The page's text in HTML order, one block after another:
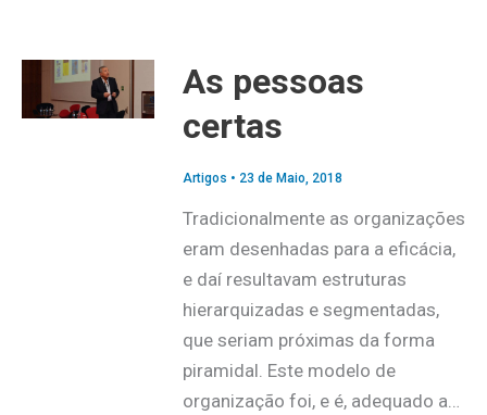
As pessoas
certas
Artigos • 23 de Maio, 2018
Tradicionalmente as organizações
eram desenhadas para a eficácia,
e daí resultavam estruturas
hierarquizadas e segmentadas,
que seriam próximas da forma
piramidal. Este modelo de
organização foi, e é, adequado a…